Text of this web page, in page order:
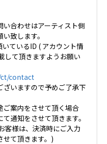
合わせはアーティスト側
致します。
ているID ( アカウント情
して頂きますようお願い
contact
いますので予めご了承下
案内をさせて頂く場合
通知をさせて頂きます。
客様は、決済時にご入力
せて頂きます。)